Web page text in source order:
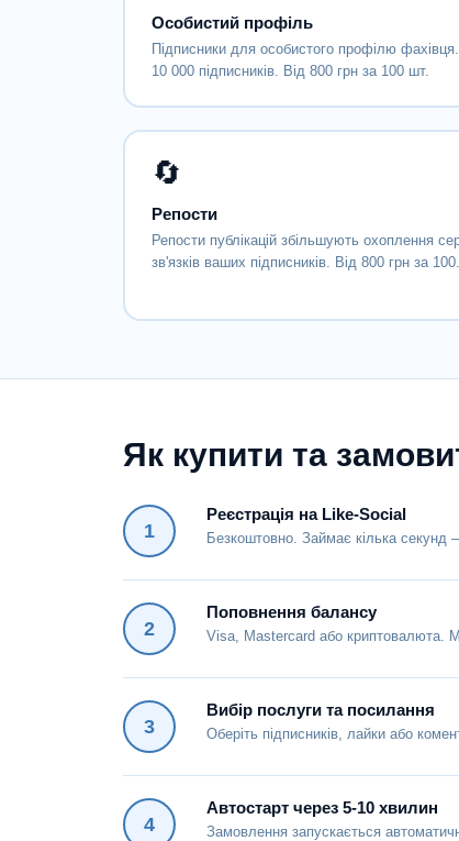
Особистий профіль
Підписники для особистого профілю
10 000 підписників. Від 800 грн за 100 шт.
🔄
Репости
Репости публікацій збільшують охоплення
зв'язків ваших підписників. Від 800 грн за 100.
Як купити та
1
Реєстрація на Like-Social
Безкоштовно. Займає кілька секунд
2
Поповнення балансу
Visa, Mastercard або криптовалюта.
3
Вибір послуги та посилання
Оберіть підписників, лайки або
4
Автостарт через 5-10 хвилин
Замовлення запускається